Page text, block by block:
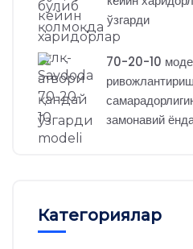
ўзгарди
70-20-10
замонавий
Категориялар